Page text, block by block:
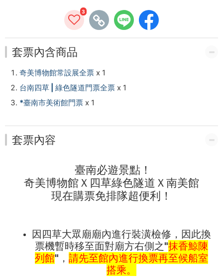
鬆
遊
3
套票內含商品
奇美博物館常設展全票 x 1
台南四草 | 綠色隧道門票全票 x 1
*臺南市美術館門票 x 1
套票內容
臺南必遊景點！
奇美博物館Ｘ四草綠色隧道Ｘ南美館
現在購票免排隊超便利！
因四草大眾廟廟內進行裝潢檢修，因此換
票機暫時移至面對廟方右側之"抹香鯨陳
列館"， 請先至館內進行換票再至候船室
搭乘。